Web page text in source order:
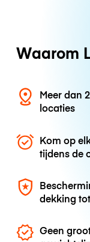
Waarom
Meer dan
locaties
Kom op
tijdens de
dekking
Geen